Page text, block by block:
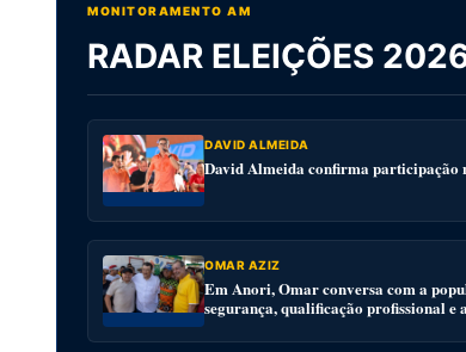
MONITORAMENTO AM
RADAR ELEIÇÕES
DAVID ALMEIDA
David Almeida confirma participação
OMAR AZIZ
Em Anori, Omar conversa com a
segurança, qualificação profissional